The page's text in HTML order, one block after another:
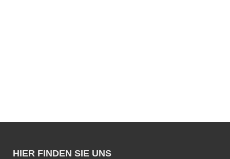
HIER FINDEN SIE UNS